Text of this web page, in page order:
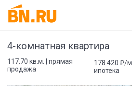
4-комнатная квартира
117.70 кв.м. | прямая
продажа
178 420 ₽/м
ипотека